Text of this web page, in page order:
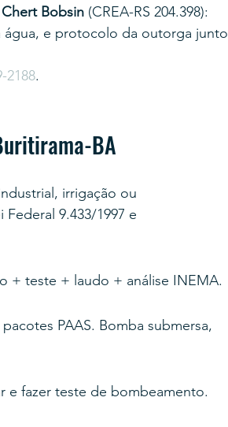
Chert Bobsin (CREA-RS 204.398):
água, e protocolo da outorga junto
2188.
BA
irrigação ou
9.433/1997 e
+ teste + laudo + análise INEMA.
PAAS. Bomba submersa,
e fazer teste de bombeamento.